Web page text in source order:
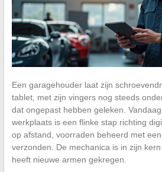
Een garagehouder laat zijn
tablet, met zijn vingers nog steeds
dat ongepast hebben geleken.
werkplaats is een flinke stap richting
op afstand, voorraden beheerd met
verzonden. De mechanica is in zijn
heeft nieuwe armen gekregen.